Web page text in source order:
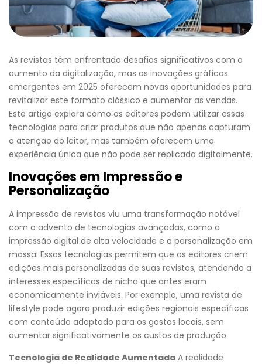
As revistas têm enfrentado desafios significativos com o
aumento da digitalização, mas as inovações gráficas
emergentes em 2025 oferecem novas oportunidades para
revitalizar este formato clássico e aumentar as vendas.
Este artigo explora como os editores podem utilizar essas
tecnologias para criar produtos que não apenas capturam
a atenção do leitor, mas também oferecem uma
experiência única que não pode ser replicada digitalmente.
Inovações em Impressão e
Personalização
A impressão de revistas viu uma transformação notável
com o advento de tecnologias avançadas, como a
impressão digital de alta velocidade e a personalização em
massa. Essas tecnologias permitem que os editores criem
edições mais personalizadas de suas revistas, atendendo a
interesses específicos de nicho que antes eram
economicamente inviáveis. Por exemplo, uma revista de
lifestyle pode agora produzir edições regionais específicas
com conteúdo adaptado para os gostos locais, sem
aumentar significativamente os custos de produção.
Tecnologia de Realidade Aumentada A realidade